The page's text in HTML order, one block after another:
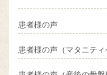
患者様の声
患者様の声（マタニティ